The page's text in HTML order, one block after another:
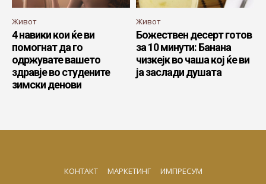
Живот
4 навики кои ќе ви
помогнат да го
одржувате вашето
здравје во студените
зимски денови
Живот
Божествен десерт готов
за 10 минути: Банана
чизкејк во чаша кој ќе ви
ја заслади душата
КОНТАКТ МАРКЕТИНГ ИМПРЕСУМ